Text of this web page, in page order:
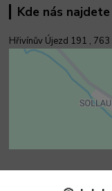
Kde nás najdete
Hřivínův Újezd 191 , 763